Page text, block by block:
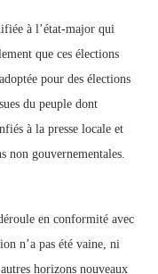
à l’état-major qui
que ces élections
pour des élections
du peuple dont
à la presse locale et
non gouvernementales.
en conformité avec
n’a pas été vaine, ni
horizons nouveaux